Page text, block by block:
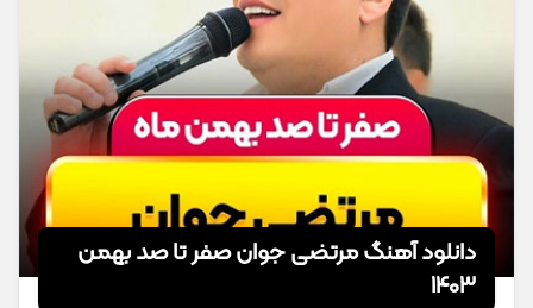
دانلود آهنگ مرتضی جوان صفر تا صد بهمن
1403